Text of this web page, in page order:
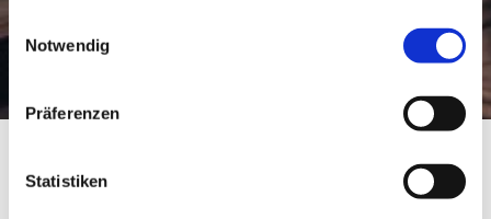
Notwendig
Präferenzen
Statistiken
Weingut Zöller